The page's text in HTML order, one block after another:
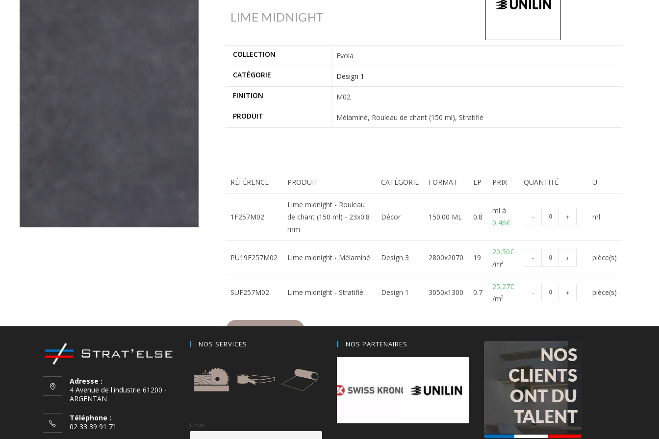
LIME MIDNIGHT
COLLECTION Evola
CATÉGORIE Design 1
FINITION M02
PRODUIT Mélaminé, Rouleau de chant (150 ml), Stratifié
RÉFÉRENCE PRODUIT CATÉGORIE FORMAT EP PRIX QUANTITÉ U
1F257M02
Lime midnight - Rouleau
de chant (150 ml) - 23x0.8
mm
Décor 150.00 ML 0.8
ml à
0,46€
- + ml
PU19F257M02 Lime midnight - Mélaminé Design 3 2800x2070 19
20,50€
/m²
- + pièce(s)
SUF257M02 Lime midnight - Stratifié Design 1 3050x1300 0.7
25,27€
/m²
- + pièce(s)
Adresse :
4 Avenue de l'industrie 61200 -
ARGENTAN
Téléphone :
02 33 39 91 71
NOS SERVICES
Email
NOS PARTENAIRES